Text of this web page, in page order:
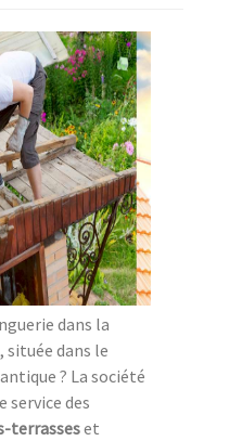
dans la
située dans le
? La société
service des
terrasseset